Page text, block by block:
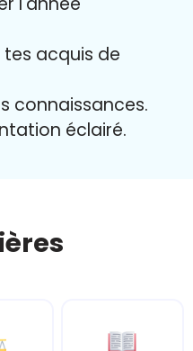
tes acquis de
connaissances.
éclairé.